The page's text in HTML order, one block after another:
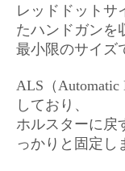
レッドドットサ
たハンドガンを
最小限のサイズ
ALS（Automatic
しており、
ホルスターに戻
っかりと固定し